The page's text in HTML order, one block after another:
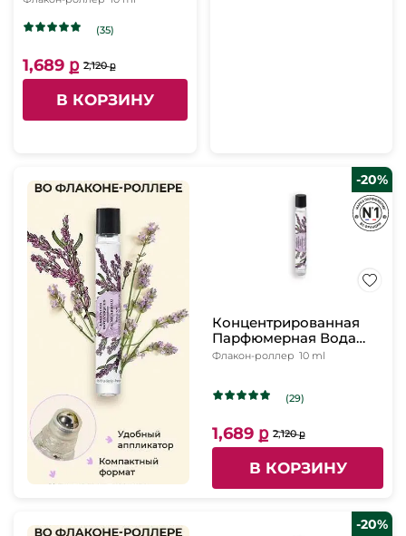
(35)
1,689 ք 2,120 ք
В КОРЗИНУ
-20%
Концентрированная
Парфюмерная Вода
Calme Absolu, 10 мл
Флакон-роллер 10 ml
(29)
1,689 ք 2,120 ք
В КОРЗИНУ
-20%